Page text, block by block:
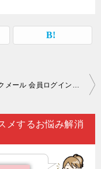
ワクワクメール 会員ログイン｜恋愛で困っているときは…。
メするお悩み解消